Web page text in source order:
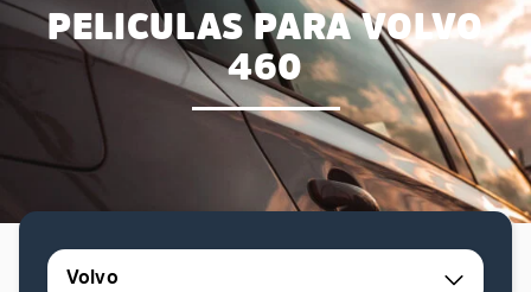
PELICULAS PARA VOLVO
460
Volvo